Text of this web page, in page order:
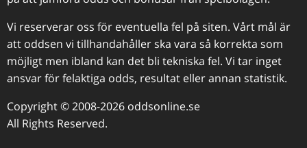
Vi reserverar oss för eventuella fel på siten. Vårt mål är
att oddsen vi tillhandahåller ska vara så korrekta som
möjligt men ibland kan det bli tekniska fel. Vi tar inget
ansvar för felaktiga odds, resultat eller annan statistik.
Copyright © 2008-2026 oddsonline.se
All Rights Reserved.